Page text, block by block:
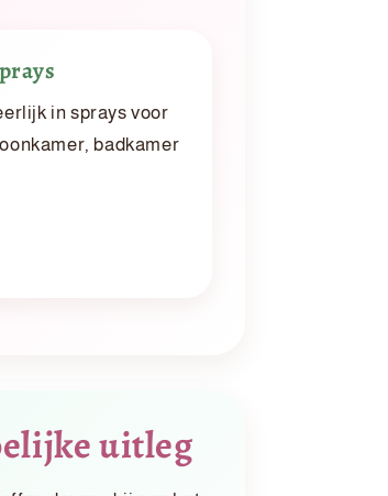
in sprays voor
badkamer
uitleg